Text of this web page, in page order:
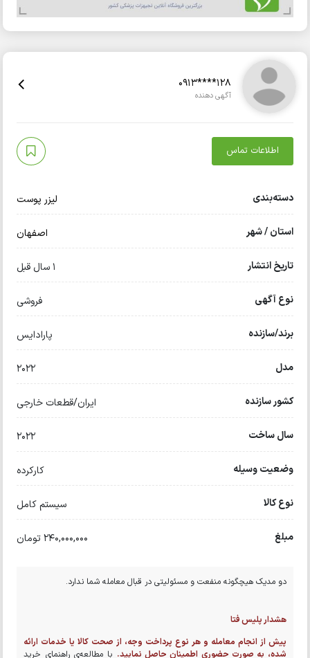
0913****128
آگهی دهنده
اطلاعات تماس
دسته‌بندی لیزر پوست
استان / شهر اصفهان
تاریخ انتشار 1 سال قبل
نوع آگهی فروشی
برند/سازنده پارادایس
مدل ۲۰۲۲
کشور سازنده ایران/قطعات خارجی
سال ساخت ۲۰۲۲
وضعیت وسیله کارکرده
نوع کالا سیستم کامل
مبلغ 240,000,000 تومان
دو مدیک هیچگونه منفعت و مسئولیتی در قبال معامله شما ندارد.
هشدار پلیس فتا
پیش از انجام معامله و هر نوع پرداخت وجه، از صحت کالا یا خدمات ارائه
شده، به صورت حضوری اطمینان حاصل نمایید. با مطالعه‌ی راهنمای خرید